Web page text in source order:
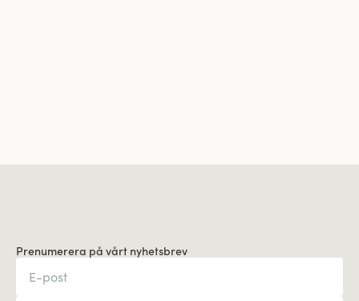
Prenumerera på vårt nyhetsbrev